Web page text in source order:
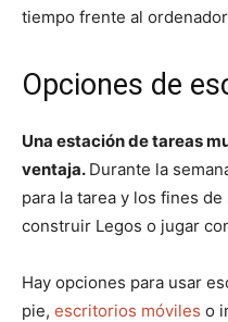
tiempo frente al
Opciones de
Una estación de tareas
ventaja. Durante la
para la tarea y los fines de
construir Legos o jugar
Hay opciones para usar
pie, escritorios móviles o